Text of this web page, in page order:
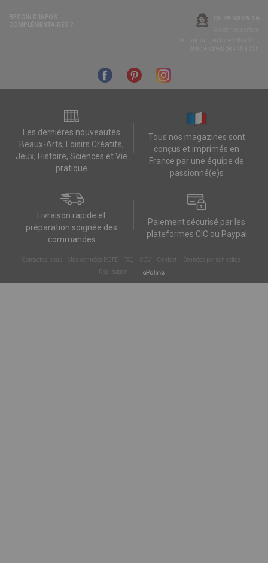
Les dernières nouveautés
Beaux-Arts, Loisirs Créatifs,
Jeux, Histoire, Sciences et Vie
pratique
Tous nos magazines sont
conçus et imprimés en
France par une équipe de
passionné(e)s
Livraison rapide et
préparation soignée des
commandes
Paiement sécurisé par les
plateformes CIC ou Paypal
Contactez-nous Mes données RGPD FAQ CGV Contact
Données personnelles
Réalisation :